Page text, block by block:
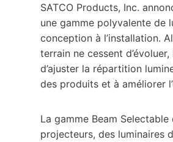
SATCO Products, Inc.
une gamme polyvalente de
conception à l’installation.
terrain ne cessent
d’ajuster la répartition
des produits et à améliorer
La gamme Beam
projecteurs, des luminaires